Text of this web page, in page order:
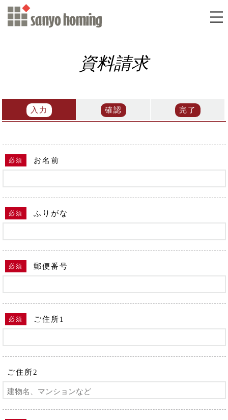
資料請求
入力 確認 完了
お名前
必須
ふりがな
必須
郵便番号
必須
ご住所1
必須
ご住所2